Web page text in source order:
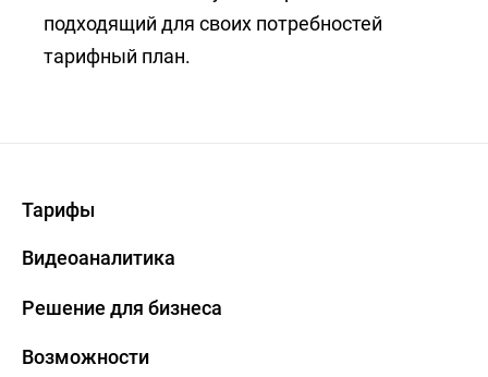
подходящий для своих потребностей
тарифный план.
Тарифы
Видеоаналитика
Решение для бизнеса
Возможности